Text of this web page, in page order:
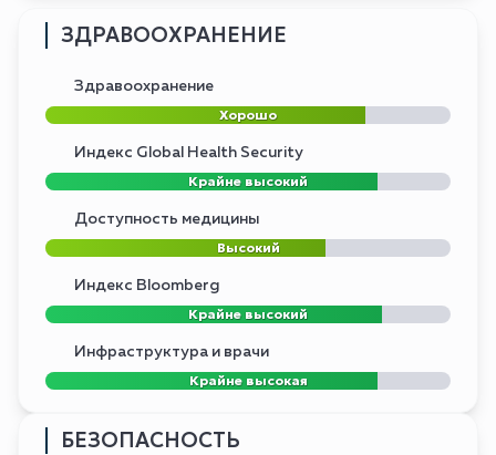
ЗДРАВООХРАНЕНИЕ
Здравоохранение
Хорошо
Индекс Global Health Security
Крайне высокий
Доступность медицины
Высокий
Индекс Bloomberg
Крайне высокий
Инфраструктура и врачи
Крайне высокая
БЕЗОПАСНОСТЬ